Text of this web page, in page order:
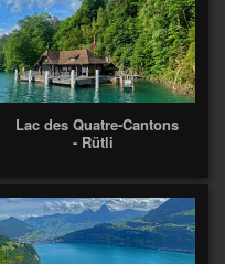
Lac des Quatre-Cantons
- Rütli